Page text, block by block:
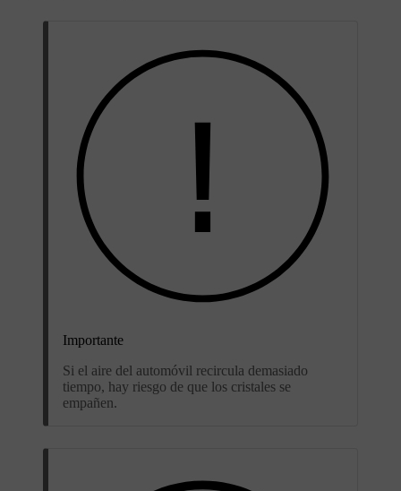
Importante
Si el aire del automóvil recircula demasiado
tiempo, hay riesgo de que los cristales se
empañen.